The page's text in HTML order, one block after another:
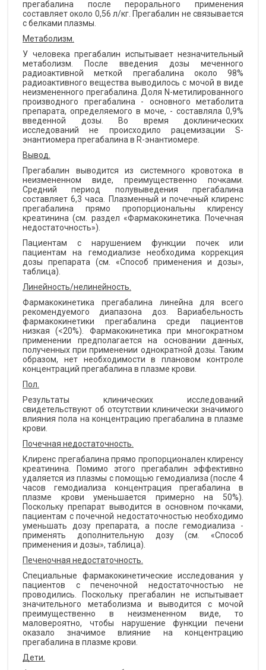
прегабалина после перорального применения
составляет около 0,56 л/кг. Прегабалин не связывается
с белками плазмы.
Метаболизм.
У человека прегабалин испытывает незначительный
метаболизм. После введения дозы меченного
радиоактивной меткой прегабалина около 98%
радиоактивного вещества выводилось с мочой в виде
неизмененного прегабалина. Доля N-метилированного
производного прегабалина - основного метаболита
препарата, определяемого в моче, - составляла 0,9%
введенной дозы. Во время доклинических
исследований не происходило рацемизации S-
энантиомера прегабалина в R-энантиомере.
Вывод.
Прегабалин выводится из системного кровотока в
неизмененном виде, преимущественно почками.
Средний период полувыведения прегабалина
составляет 6,3 часа. Плазменный и почечный клиренс
прегабалина прямо пропорциональны клиренсу
креатинина (см. раздел «Фармакокинетика. Почечная
недостаточность»).
Пациентам с нарушением функции почек или
пациентам на гемодиализе необходима коррекция
дозы препарата (см. «Способ применения и дозы»,
таблица).
Линейность/нелинейность.
Фармакокинетика прегабалина линейна для всего
рекомендуемого диапазона доз. Вариабельность
фармакокинетики прегабалина среди пациентов
низкая (<20%). Фармакокинетика при многократном
применении предполагается на основании данных,
полученных при применении однократной дозы. Таким
образом, нет необходимости в плановом контроле
концентраций прегабалина в плазме крови.
Пол.
Результаты клинических исследований
свидетельствуют об отсутствии клинически значимого
влияния пола на концентрацию прегабалина в плазме
крови.
Почечная недостаточность.
Клиренс прегабалина прямо пропорционален клиренсу
креатинина. Помимо этого прегабалин эффективно
удаляется из плазмы с помощью гемодиализа (после 4
часов гемодиализа концентрация прегабалина в
плазме крови уменьшается примерно на 50%).
Поскольку препарат выводится в основном почками,
пациентам с почечной недостаточностью необходимо
уменьшать дозу препарата, а после гемодиализа -
применять дополнительную дозу (см. «Способ
применения и дозы», таблица).
Печеночная недостаточность.
Специальные фармакокинетические исследования у
пациентов с печеночной недостаточностью не
проводились. Поскольку прегабалин не испытывает
значительного метаболизма и выводится с мочой
преимущественно в неизмененном виде, то
маловероятно, чтобы нарушение функции печени
оказало значимое влияние на концентрацию
прегабалина в плазме крови.
Дети.